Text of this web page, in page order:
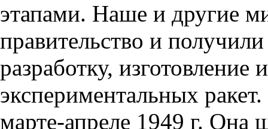
этапами. Наше и другие
правительство и
разработку,
экспериментальных
марте-апреле 1949 г.